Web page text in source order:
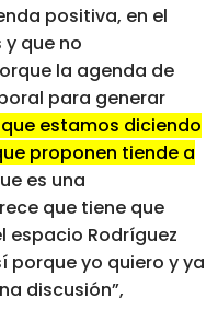
positiva, en el
que no
la agenda de
para generar
estamos diciendo
proponen tiende a
es una
que tiene que
espacio Rodríguez
porque yo quiero y ya
discusión”,